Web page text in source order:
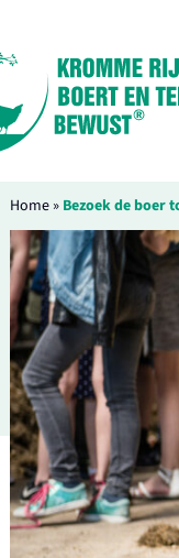
Home » Bezoek de boer